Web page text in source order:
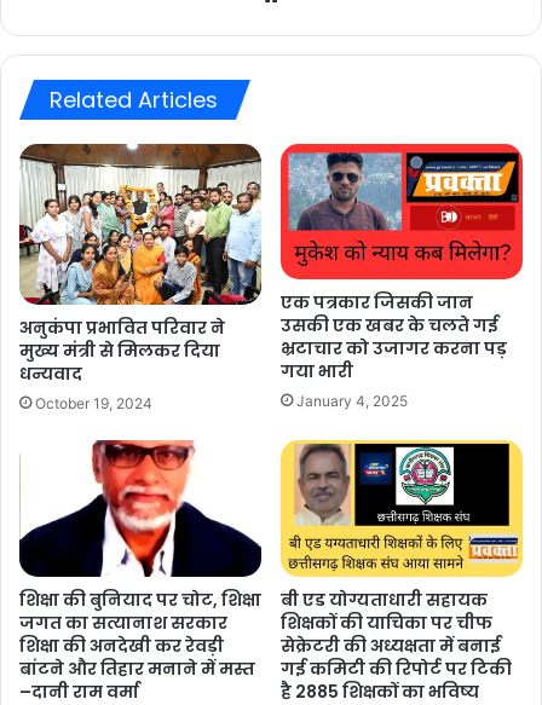
Related Articles
अनुकंपा प्रभावित परिवार ने
मुख्य मंत्री से मिलकर दिया
धन्यवाद
October 19, 2024
एक पत्रकार जिसकी जान
उसकी एक खबर के चलते गई
भ्रटाचार को उजागर करना पड़
गया भारी
January 4, 2025
शिक्षा की बुनियाद पर चोट, शिक्षा
जगत का सत्यानाश सरकार
शिक्षा की अनदेखी कर रेवड़ी
बांटने और तिहार मनाने में मस्त
–दानी राम वर्मा
बी एड योग्यताधारी सहायक
शिक्षकों की याचिका पर चीफ
सेक्रेटरी की अध्यक्षता में बनाई
गई कमिटी की रिपोर्ट पर टिकी
है 2885 शिक्षकों का भविष्य